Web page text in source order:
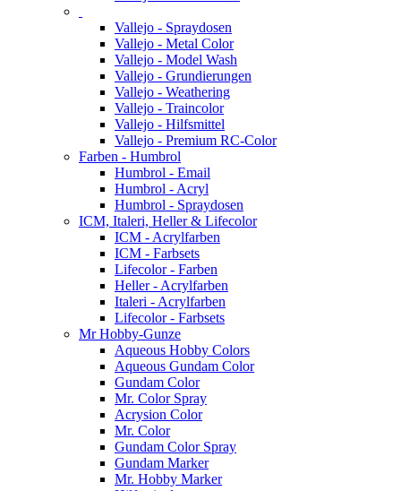
Vallejo - Spraydosen
Vallejo - Metal Color
Vallejo - Model Wash
Vallejo - Grundierungen
Vallejo - Weathering
Vallejo - Traincolor
Vallejo - Hilfsmittel
Vallejo - Premium RC-Color
Farben - Humbrol
Humbrol - Email
Humbrol - Acryl
Humbrol - Spraydosen
ICM, Italeri, Heller & Lifecolor
ICM - Acrylfarben
ICM - Farbsets
Lifecolor - Farben
Heller - Acrylfarben
Italeri - Acrylfarben
Lifecolor - Farbsets
Mr Hobby-Gunze
Aqueous Hobby Colors
Aqueous Gundam Color
Gundam Color
Mr. Color Spray
Acrysion Color
Mr. Color
Gundam Color Spray
Gundam Marker
Mr. Hobby Marker